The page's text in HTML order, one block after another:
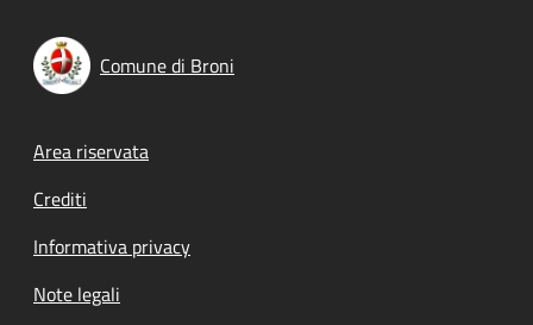
Comune di Broni
Footer menu
Area riservata
Crediti
Informativa privacy
Note legali